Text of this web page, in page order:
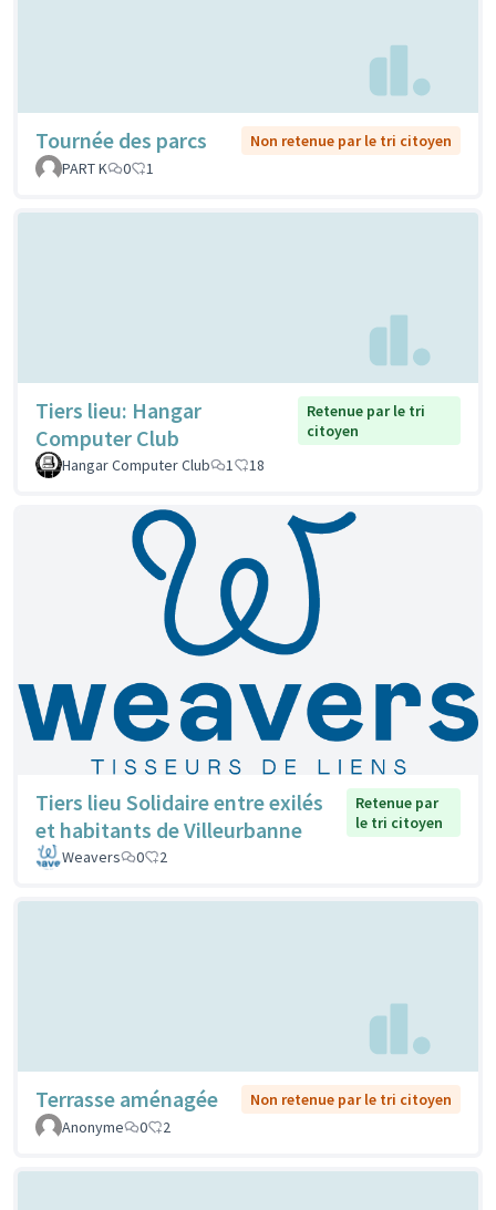
Tournée des parcs
Non retenue par le tri citoyen
PART K
0 1
Tiers lieu: Hangar
Computer Club
Retenue par le tri
citoyen
Hangar Computer Club
1 18
Tiers lieu Solidaire entre exilés
et habitants de Villeurbanne
Retenue par
le tri citoyen
Weavers
0 2
Terrasse aménagée
Non retenue par le tri citoyen
Anonyme
0 2